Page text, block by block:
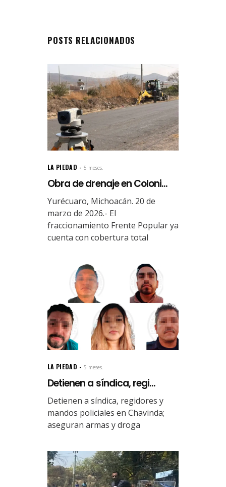
POSTS RELACIONADOS
LA PIEDAD 5 meses.
Obra de drenaje en Coloni...
Yurécuaro, Michoacán. 20 de
marzo de 2026.- El
fraccionamiento Frente Popular ya
cuenta con cobertura total
LA PIEDAD 5 meses.
Detienen a síndica, regi...
Detienen a síndica, regidores y
mandos policiales en Chavinda;
aseguran armas y droga